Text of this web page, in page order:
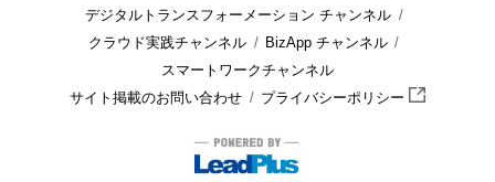
デジタルトランスフォーメーション チャンネル
クラウド実践チャンネル
BizApp チャンネル
スマートワークチャンネル
サイト掲載のお問い合わせ
プライバシーポリシー